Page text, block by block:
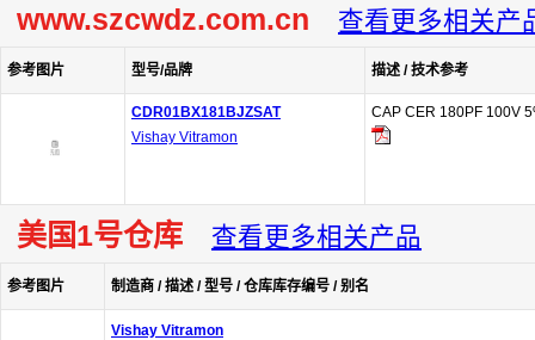
www.szcwdz.com.cn 查看更多相关产
参考图片 型号/品牌 描述 / 技术参考
CDR01BX181BJZSAT
Vishay Vitramon
CAP CER 180PF 100V
美国1号仓库 查看更多相关产品
参考图片 制造商 / 描述 / 型号 / 仓库库存编号 / 别名
Vishay Vitramon